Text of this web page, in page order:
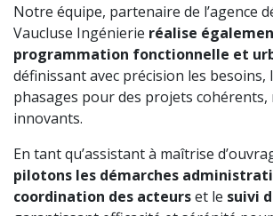
Notre équipe, partenaire de l’agence
Vaucluse Ingénierie réalise
programmation fonctionnelle et
définissant avec précision les besoins,
phasages pour des projets cohérents,
innovants.
En tant qu’assistant à maîtrise
pilotons les démarches
coordination des acteurset le suivi